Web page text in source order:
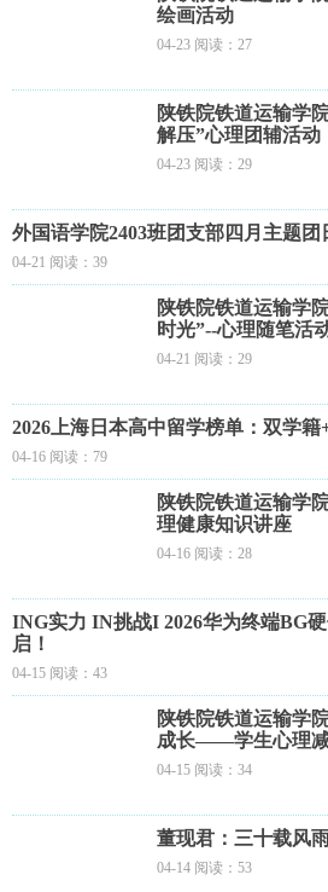
绘画活动
04-23 阅读：27
陕铁院铁道运输学
解压”心理团辅活动
04-23 阅读：29
外国语学院2403班团支部四月主题
04-21 阅读：39
陕铁院铁道运输学
时光”--心理随笔活
04-21 阅读：29
2026上海日本高中留学榜单：双学
04-16 阅读：79
陕铁院铁道运输学
理健康知识讲座
04-16 阅读：28
ING实力 IN挑战I 2026华为终端BG
启！
04-15 阅读：43
陕铁院铁道运输学
成长——学生心理
04-15 阅读：34
董现君：三十载风
04-14 阅读：53